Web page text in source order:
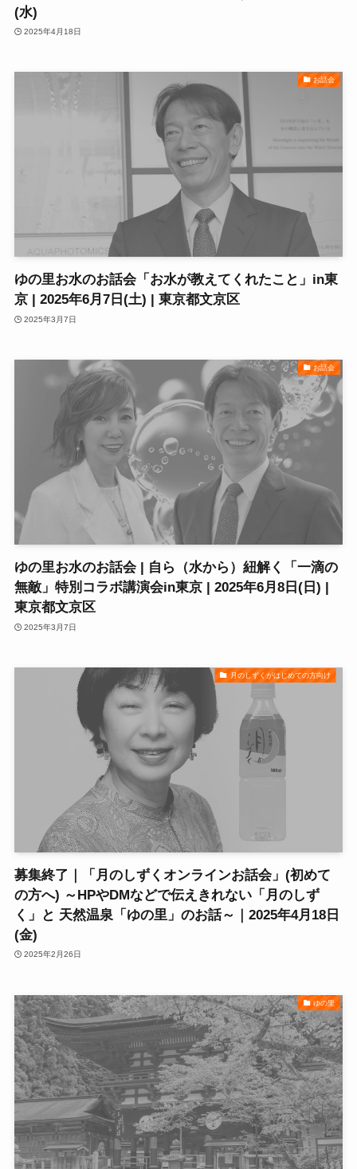
(水)
2025年4月18日
お話会
ゆの里お水のお話会「お水が教えてくれたこと」in東
京 | 2025年6月7日(土) | 東京都文京区
2025年3月7日
お話会
ゆの里お水のお話会 | 自ら（水から）紐解く「一滴の
無敵」特別コラボ講演会in東京 | 2025年6月8日(日) |
東京都文京区
2025年3月7日
月のしずくがはじめての方向け
募集終了｜「月のしずくオンラインお話会」(初めて
の方へ) ～HPやDMなどで伝えきれない「月のしず
く」と 天然温泉「ゆの里」のお話～｜2025年4月18日
(金)
2025年2月26日
ゆの里